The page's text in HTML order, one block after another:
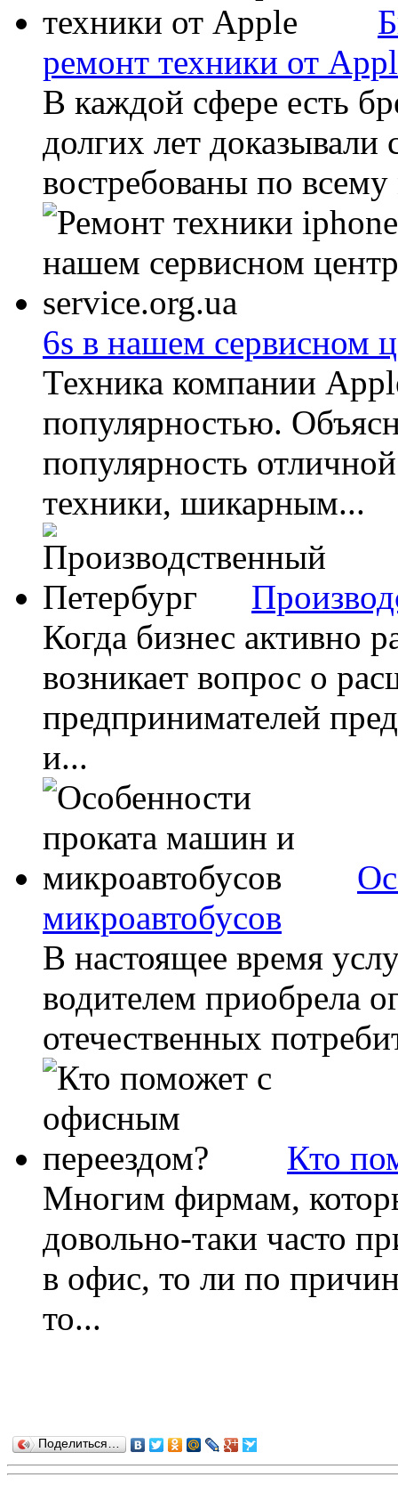
ремонт техники от
В каждой сфере есть
долгих лет доказывали
востребованы по
6s в нашем сервисном
Техника компании
популярностью.
популярность
техники, шикарным...
Когда бизнес активно
возникает вопрос о
предпринимателей
и...
микроавтобусов
В настоящее время
водителем приобрела
отечественных
Кто
Многим фирмам,
довольно-таки часто
в офис, то ли по
то...
Поделиться…